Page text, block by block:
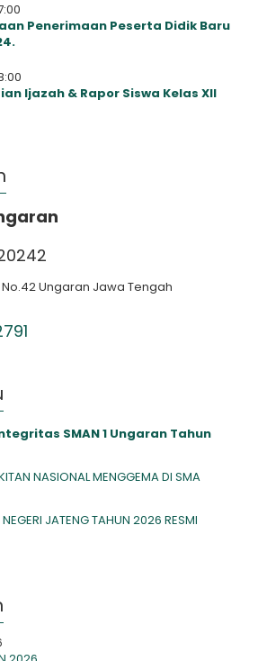
Penerimaan Peserta Didik Baru
Ijazah & Rapor Siswa Kelas XII
Ungaran Jawa Tengah
SMAN 1 Ungaran Tahun
NASIONAL MENGGEMA DI SMA
JATENG TAHUN 2026 RESMI